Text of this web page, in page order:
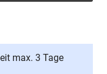
max. 3 Tage